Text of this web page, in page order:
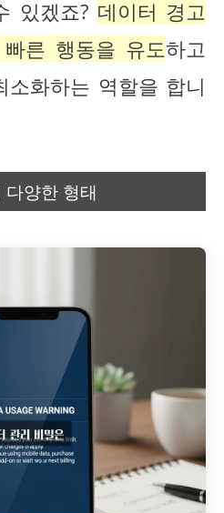
있겠죠? 데이터 경고
른 행동을 유도하고
소화하는 역할을 합니
양한 형태